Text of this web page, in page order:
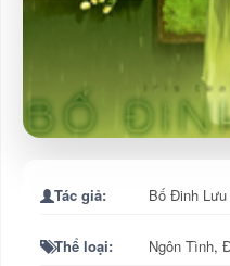
Tác giả: Bố Đinh Lưu
Thể loại: Ngôn Tình,